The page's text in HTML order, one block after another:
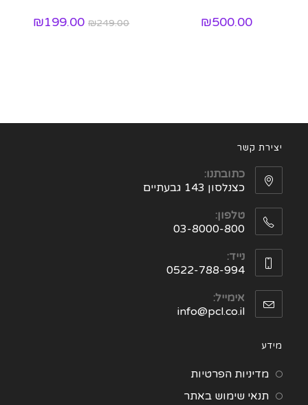
₪500.00
₪249.00
₪199.00
יצירת קשר
כתובתנו:
כצנלסון 143 גבעתיים
טלפון:
03-8000-800
נייד:
0522-788-994
אימייל:
info@pcl.co.il
מידע
מדיניות הפרטיות
תנאי שימוש באתר